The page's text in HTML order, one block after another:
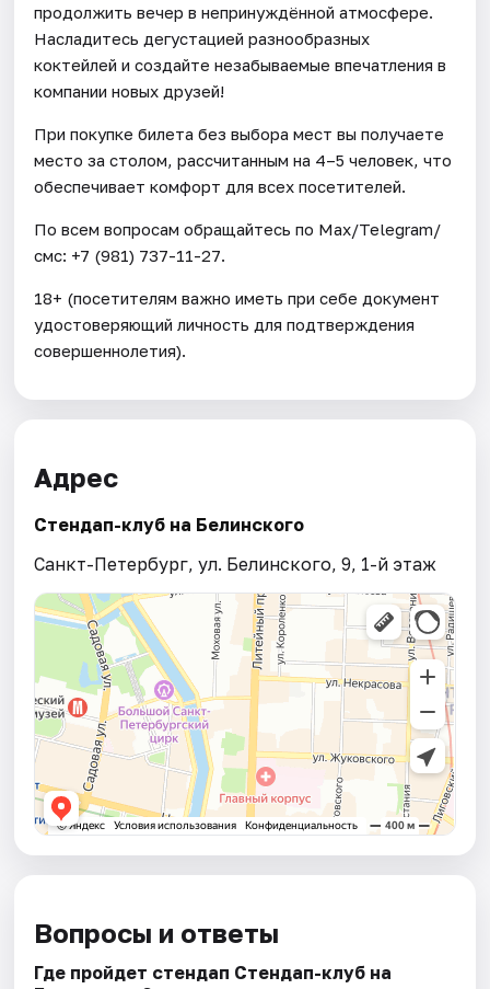
продолжить вечер в непринуждённой атмосфере.
Насладитесь дегустацией разнообразных
коктейлей и создайте незабываемые впечатления в
компании новых друзей!
При покупке билета без выбора мест вы получаете
место за столом, рассчитанным на 4–5 человек, что
обеспечивает комфорт для всех посетителей.
По всем вопросам обращайтесь по Max/Telegram/
смс: +7 (981) 737-11-27.
18+ (посетителям важно иметь при себе документ
удостоверяющий личность для подтверждения
совершеннолетия).
Адрес
Стендап-клуб на Белинского
Санкт-Петербург, ул. Белинского, 9, 1-й этаж
Вопросы и ответы
Где пройдет стендап Стендап-клуб на